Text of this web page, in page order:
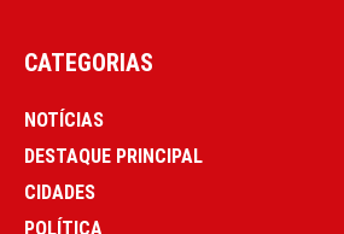
CATEGORIAS
NOTÍCIAS
DESTAQUE PRINCIPAL
CIDADES
POLÍTICA